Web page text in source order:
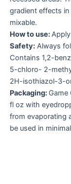
gradient effects
mixable.
How to use:
Safety: Always
Contains 1,2-
5-chloro- 2-
2H-isothiazol-3-
Packaging:
fl oz with
from evaporating
be used in